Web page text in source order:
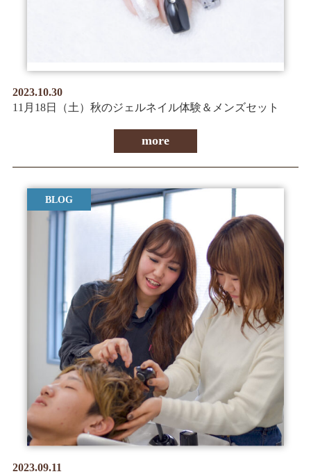
2023.10.30
11月18日（土）秋のジェルネイル体験＆メンズセット
more
BLOG
2023.09.11